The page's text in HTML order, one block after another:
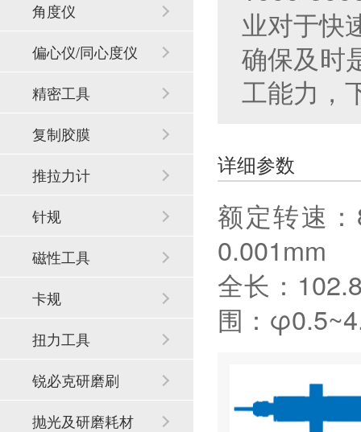
业对于快
确保及时
工能力，
详细参数
额定转速
0.001mm
全长：
围：
角度仪
偏心仪/同心度仪
精密工具
复制胶膜
推拉力计
针规
磁性工具
卡规
扭力工具
锐必克研磨刷
抛光及研磨耗材